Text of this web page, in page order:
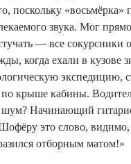
поскольку «восьмёрка»
звука. Мог
— все сокурсники
когда ехали в кузове
экспедицию,
по крыше кабины.
шум? Начинающий
это слово, видимо,
отборным матом!»